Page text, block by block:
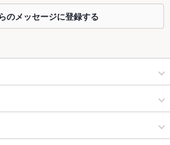
のメッセージに登録する